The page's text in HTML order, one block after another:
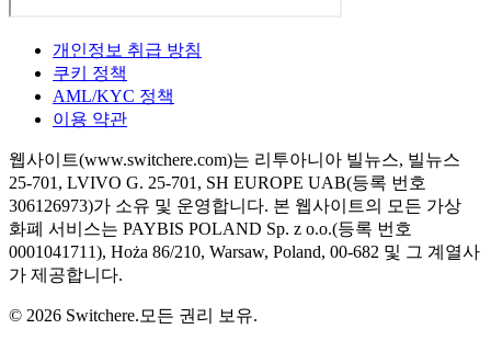
개인정보 취급 방침
쿠키 정책
AML/KYC 정책
이용 약관
웹사이트(www.switchere.com)는 리투아니아 빌뉴스, 빌뉴스
25-701, LVIVO G. 25-701, SH EUROPE UAB(등록 번호
306126973)가 소유 및 운영합니다. 본 웹사이트의 모든 가상
화폐 서비스는 PAYBIS POLAND Sp. z o.o.(등록 번호
0001041711), Hoża 86/210, Warsaw, Poland, 00-682 및 그 계열사
가 제공합니다.
© 2026 Switchere.모든 권리 보유.